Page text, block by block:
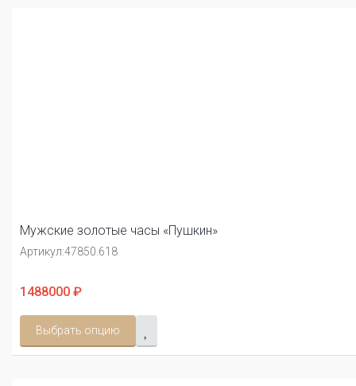
Мужские золотые часы «Пушкин»
Артикул:47850.618
1488000 ₽
Выбрать опцию